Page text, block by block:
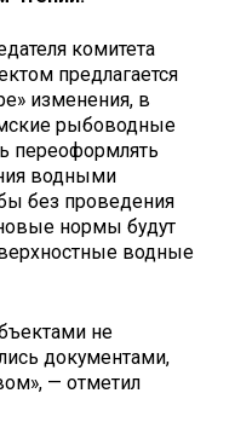
комитета
предлагается
изменения, в
рыбоводные
переоформлять
водными
без проведения
нормы будут
водные
не
документами,
— отметил